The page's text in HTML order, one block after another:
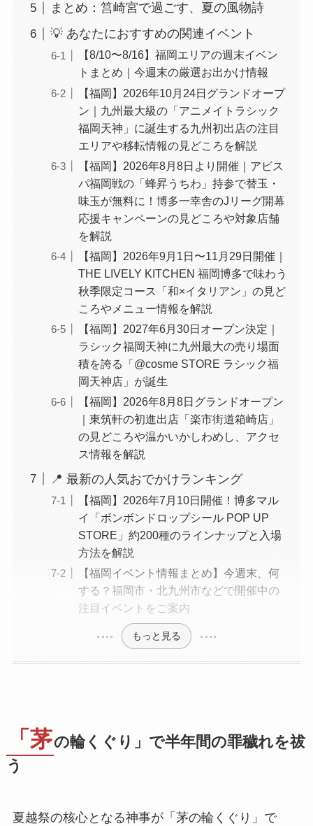
まとめ：筥崎宮で過ごす、夏の風物詩
💡 あなたにおすすめの関連イベント
【8/10〜8/16】福岡エリアの週末イベン
トまとめ｜今週末の厳選お出かけ情報
【福岡】2026年10月24日グランドオープ
ン｜九州最大級の「アニメイトラシック
福岡天神」に誕生する九州初出店の注目
エリアや移転情報の見どころを解説
【福岡】2026年8月8日より開催｜アビス
パ福岡戦の「蜂昇うちわ」持参で替玉・
味玉が無料に！博多一幸舎のJリーグ開幕
応援キャンペーンの見どころや対象店舗
を解説
【福岡】2026年9月1日〜11月29日開催｜
THE LIVELY KITCHEN 福岡博多で味わう
秋季限定コース「和×イタリアン」の見ど
ころやメニュー情報を解説
【福岡】2027年6月30日オープン決定｜
ラシック福岡天神に九州最大の売り場面
積を誇る「@cosme STORE ラシック福
岡天神店」が誕生
【福岡】2026年8月8日グランドオープン
｜東筑軒の初進出店「楽市街道箱崎店」
の見どころや温かいかしわめし、アクセ
ス情報を解説
📍 最新の人気おでかけランキング
【福岡】2026年7月10日開催！博多マル
イ「ボンボンドロップシール POP UP
STORE」約200種のラインナップと入場
方法を解説
【福岡イベント情報まとめ】今週末、何
する？福岡市・北九州市などで開催中の
注目イベントをご案内
もっと見る
「茅の輪くぐり」で半年間の罪穢れを祓
う
夏越祭の核心となる神事が「茅の輪くぐり」で